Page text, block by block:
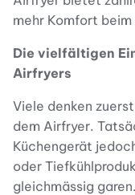
mehr Komfort beim
Die vielfältigen
Airfryers
Viele denken
dem Airfryer.
Küchengerät
oder
gleichmässig